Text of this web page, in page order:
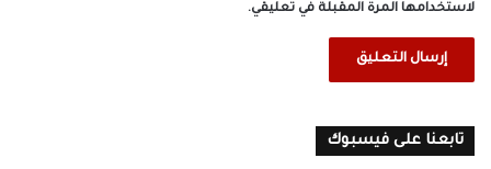
لاستخدامها المرة المقبلة في تعليقي.
تابعنا على فيسبوك